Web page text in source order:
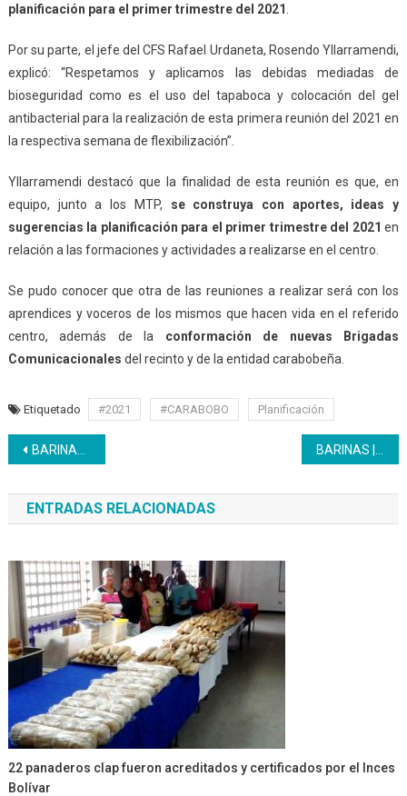
planificación para el primer trimestre del 2021
Por su parte, el jefe del CFS Rafael Urdaneta, Rosendo Yllarramendi,
explicó: “Respetamos y aplicamos las debidas mediadas de
bioseguridad como es el uso del tapaboca y colocación del gel
antibacterial para la realización de esta primera reunión del 2021 en
la respectiva semana de flexibilización”.
Yllarramendi destacó que la finalidad de esta reunión es que, en
equipo, junto a los MTP, se construya con aportes, ideas y
sugerencias la planificación para el primer trimestre del 2021 en
relación a las formaciones y actividades a realizarse en el centro.
Se pudo conocer que otra de las reuniones a realizar será con los
aprendices y voceros de los mismos que hacen vida en el referido
centro, además de la conformación de nuevas Brigadas
Comunicacionales del recinto y de la entidad carabobeña.
Etiquetado #2021 #CARABOBO Planificación
Navegación
de
entradas
BARINAS | Se activó equipo regional
ENTRADAS RELACIONADAS
22 panaderos clap fueron acreditados y certificados por el Inces
Bolívar